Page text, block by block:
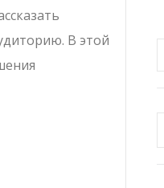
В этой